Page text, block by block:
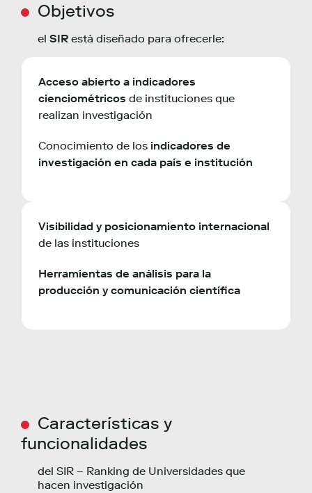
Objetivos
el SIR está diseñado para ofrecerle:
Acceso abierto a indicadores
cienciométricos de instituciones que
realizan investigación
Conocimiento de los indicadores de
investigación en cada país e institución
Visibilidad y posicionamiento internacional
de las instituciones
Herramientas de análisis para la
producción y comunicación científica
Características y
funcionalidades
del SIR – Ranking de Universidades que
hacen investigación